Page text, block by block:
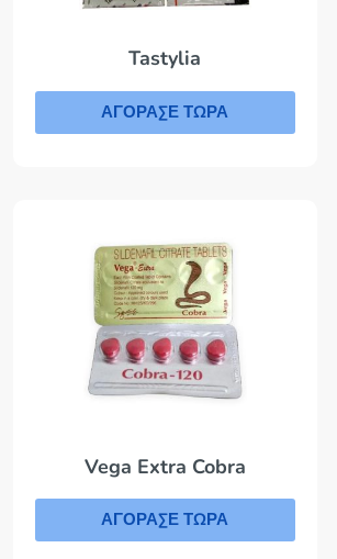
Tastylia
ΑΓΟΡΑΣΕ ΤΩΡΑ
Vega Extra Cobra
ΑΓΟΡΑΣΕ ΤΩΡΑ